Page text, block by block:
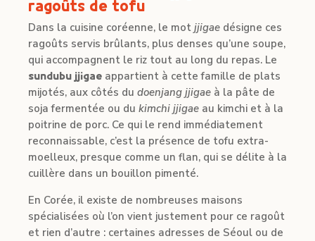
ragoûts de tofu
Dans la cuisine coréenne, le mot jjigae désigne ces
ragoûts servis brûlants, plus denses qu’une soupe,
qui accompagnent le riz tout au long du repas. Le
sundubu jjigae appartient à cette famille de plats
mijotés, aux côtés du doenjang jjigae à la pâte de
soja fermentée ou du kimchi jjigae au kimchi et à la
poitrine de porc. Ce qui le rend immédiatement
reconnaissable, c’est la présence de tofu extra-
moelleux, presque comme un flan, qui se délite à la
cuillère dans un bouillon pimenté.
En Corée, il existe de nombreuses maisons
spécialisées où l’on vient justement pour ce ragoût
et rien d’autre : certaines adresses de Séoul ou de